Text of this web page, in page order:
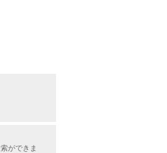
ができま